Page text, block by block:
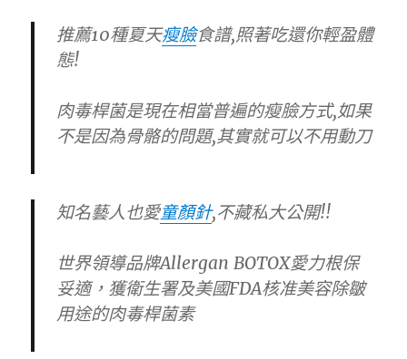
推薦10種夏天瘦臉食譜,照著吃還你輕盈體
態!
肉毒桿菌是現在相當普遍的瘦臉方式,如果
不是因為骨骼的問題,其實就可以不用動刀
知名藝人也愛童顏針,不藏私大公開!!
世界領導品牌Allergan BOTOX愛力根保
妥適，獲衛生署及美國FDA核准美容除皺
用途的肉毒桿菌素